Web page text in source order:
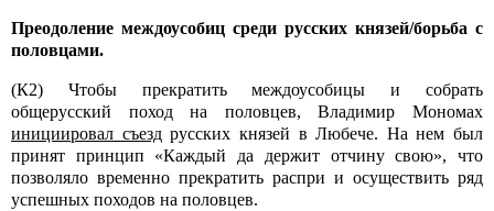
Преодоление междоусобиц среди русских князей/борьба с
половцами.
(К2) Чтобы прекратить междоусобицы и собрать
общерусский поход на половцев, Владимир Мономах
инициировал съездрусских князей в Любече. На нем был
принят принцип «Каждый да держит отчину свою», что
позволяло временно прекратить распри и осуществить ряд
успешных походов на половцев.